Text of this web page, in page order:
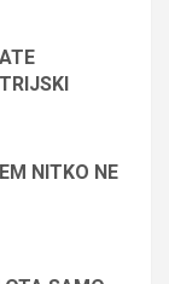
NITKO NE